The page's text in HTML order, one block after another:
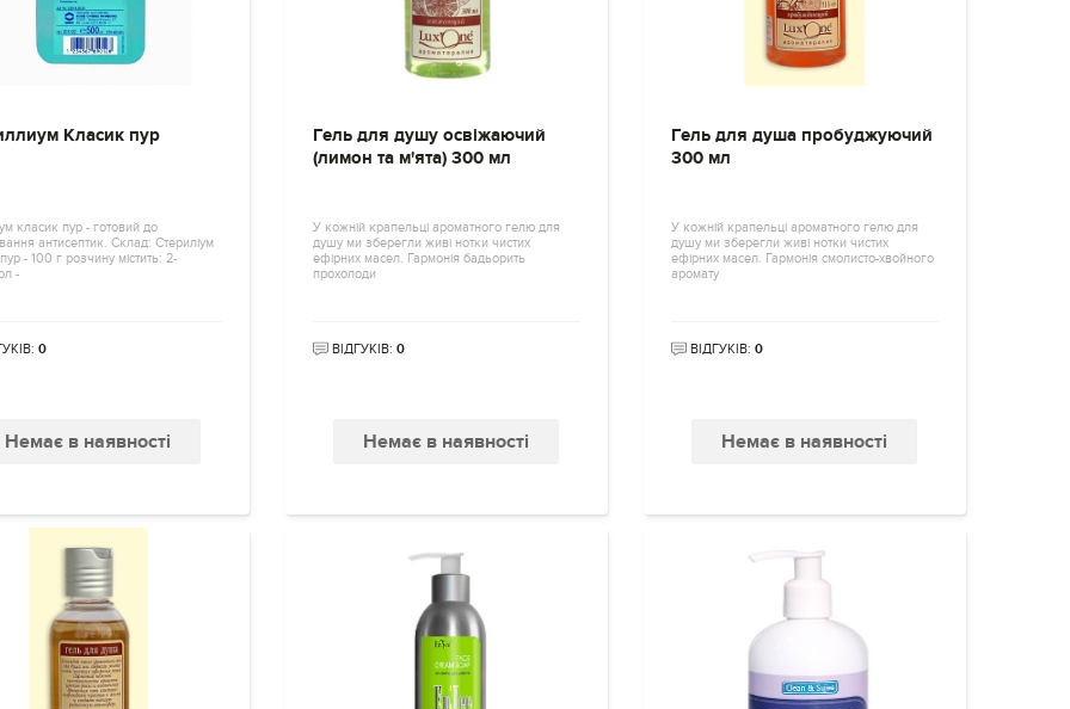
Класик пур
класик пур - готовий до
антисептик. Склад: Стериліум
- 100 г розчину містить: 2-
-
0
Немає в наявності
Гель для душу освіжаючий
(лимон та м'ята) 300 мл
У кожній крапельці ароматного гелю для
душу ми зберегли живі нотки чистих
ефірних масел. Гармонія бадьорить
прохолоди
ВІДГУКІВ: 0
Немає в наявності
Гель для душа пробуджуючий
300 мл
У кожній крапельці ароматного гелю для
душу ми зберегли живі нотки чистих
ефірних масел. Гармонія смолисто-хвойного
аромату
ВІДГУКІВ: 0
Немає в наявності